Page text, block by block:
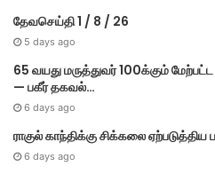
தேவசெய்தி 1 / 8 / 26
5 days ago
65 வயது மருத்துவர் 100க்கும்
— பகீர் தகவல்…
6 days ago
ராகுல் காந்திக்கு சிக்கலை ஏற்படுத்திய
6 days ago